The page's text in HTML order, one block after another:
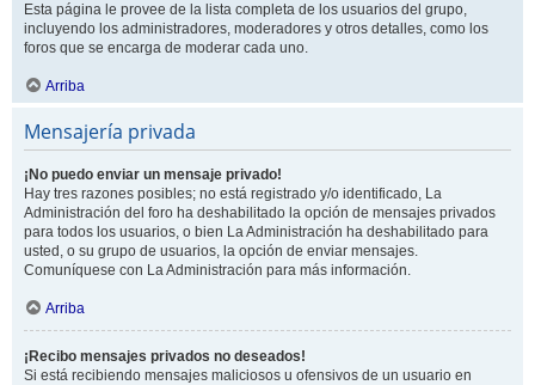
Esta página le provee de la lista completa de los usuarios del grupo,
incluyendo los administradores, moderadores y otros detalles, como los
foros que se encarga de moderar cada uno.
Arriba
Mensajería privada
¡No puedo enviar un mensaje privado!
Hay tres razones posibles; no está registrado y/o identificado, La
Administración del foro ha deshabilitado la opción de mensajes privados
para todos los usuarios, o bien La Administración ha deshabilitado para
usted, o su grupo de usuarios, la opción de enviar mensajes.
Comuníquese con La Administración para más información.
Arriba
¡Recibo mensajes privados no deseados!
Si está recibiendo mensajes maliciosos u ofensivos de un usuario en